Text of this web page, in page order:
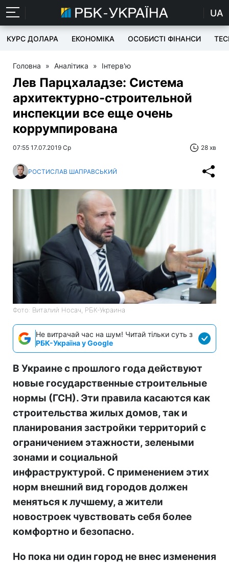
UA
КУРС ДОЛАРА ЕКОНОМІКА ОСОБИСТІ ФІНАНСИ
Головна » Аналітика » Інтерв'ю
Лев Парцхаладзе: Система
архитектурно-строительной
инспекции все еще очень
коррумпирована
07:55 17.07.2019 Ср 28 хв
РОСТИСЛАВ ШАПРАВСЬКИЙ
Фото: Виталий Носач, РБК-Украина
Не витрачай час на шум! Читай тільки суть з
РБК-Україна у Google
В Украине с прошлого года действуют
новые государственные строительные
нормы (ГСН). Эти правила касаются как
строительства жилых домов, так и
планирования застройки территорий с
ограничением этажности, зелеными
зонами и социальной
инфраструктурой. С применением этих
норм внешний вид городов должен
меняться к лучшему, а жители
новостроек чувствовать себя более
комфортно и безопасно.
Но пока ни один город не внес изменения